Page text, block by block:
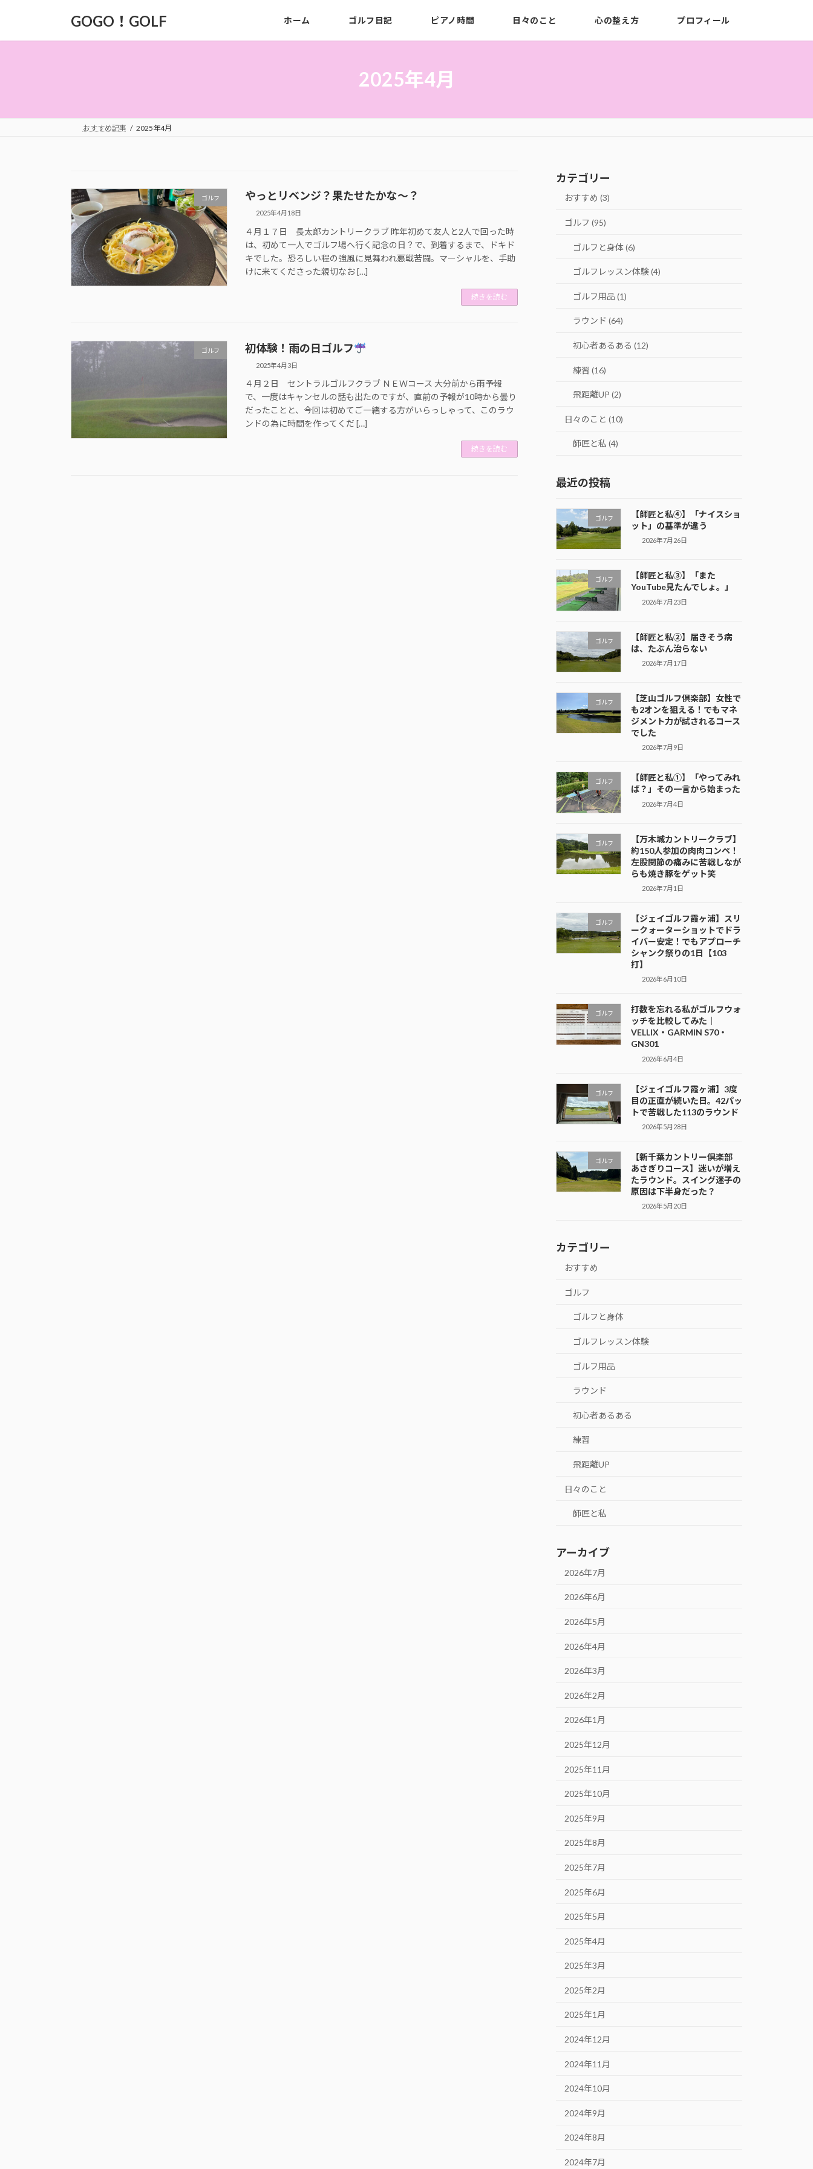
GOGO！GOLF ホーム ゴルフ日記 ピアノ時間 日々のこと 心の整え方 プロフィール
2025年4月
おすすめ記事 2025年4月
ゴルフ やっとリベンジ？果たせたかな〜？
2025年4月18日
４月１７日 長太郎カントリークラブ 昨年初めて友人と2人で回った時
は、初めて一人でゴルフ場へ行く記念の日？で、到着するまで、ドキド
キでした。恐ろしい程の強風に見舞われ悪戦苦闘。マーシャルを、手助
けに来てくださった親切なお […]
続きを読む
ゴルフ 初体験！雨の日ゴルフ
2025年4月3日
４月２日 セントラルゴルフクラブ ＮＥＷコース 大分前から雨予報
で、一度はキャンセルの話も出たのですが、直前の予報が10時から曇り
だったことと、今回は初めてご一緒する方がいらっしゃって、このラウ
ンドの為に時間を作ってくだ […]
続きを読む
カテゴリー
おすすめ (3)
ゴルフ (95)
ゴルフと身体 (6)
ゴルフレッスン体験 (4)
ゴルフ用品 (1)
ラウンド (64)
初心者あるある (12)
練習 (16)
飛距離UP (2)
日々のこと (10)
師匠と私 (4)
最近の投稿
ゴルフ
【師匠と私④】「ナイスショ
ット」の基準が違う
2026年7月26日
ゴルフ
【師匠と私③】「また
YouTube見たんでしょ。」
2026年7月23日
ゴルフ
【師匠と私②】届きそう病
は、たぶん治らない
2026年7月17日
ゴルフ
【芝山ゴルフ倶楽部】女性で
も2オンを狙える！でもマネ
ジメント力が試されるコース
でした
2026年7月9日
ゴルフ
【師匠と私①】「やってみれ
ば？」その一言から始まった
2026年7月4日
ゴルフ
【万木城カントリークラブ】
約150人参加の肉肉コンペ！
左股関節の痛みに苦戦しなが
らも焼き豚をゲット笑
2026年7月1日
ゴルフ
【ジェイゴルフ霞ヶ浦】スリ
ークォーターショットでドラ
イバー安定！でもアプローチ
シャンク祭りの1日【103
打】
2026年6月10日
ゴルフ
打数を忘れる私がゴルフウォ
ッチを比較してみた｜
VELLIX・GARMIN S70・
GN301
2026年6月4日
ゴルフ
【ジェイゴルフ霞ヶ浦】3度
目の正直が続いた日。42パッ
トで苦戦した113のラウンド
2026年5月28日
ゴルフ
【新千葉カントリー倶楽部
あさぎりコース】迷いが増え
たラウンド。スイング迷子の
原因は下半身だった？
2026年5月20日
カテゴリー
おすすめ
ゴルフ
ゴルフと身体
ゴルフレッスン体験
ゴルフ用品
ラウンド
初心者あるある
練習
飛距離UP
日々のこと
師匠と私
アーカイブ
2026年7月
2026年6月
2026年5月
2026年4月
2026年3月
2026年2月
2026年1月
2025年12月
2025年11月
2025年10月
2025年9月
2025年8月
2025年7月
2025年6月
2025年5月
2025年4月
2025年3月
2025年2月
2025年1月
2024年12月
2024年11月
2024年10月
2024年9月
2024年8月
2024年7月